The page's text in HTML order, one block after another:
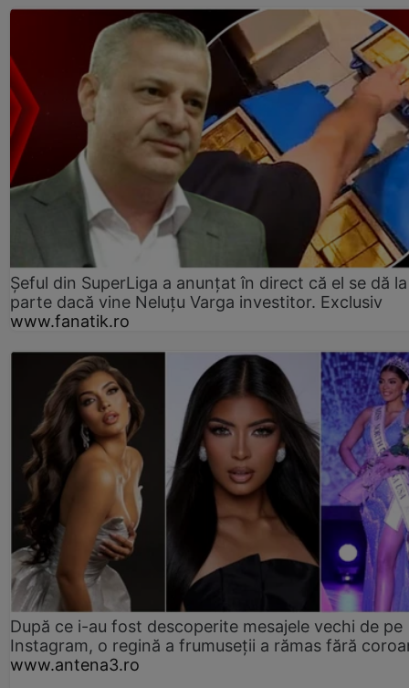
Șeful din SuperLiga a anunțat în direct că el se dă
parte dacă vine Neluțu Varga investitor. Exclusiv
www.fanatik.ro
După ce i-au fost descoperite mesajele vechi de pe
Instagram, o regină a frumuseții a rămas fără
www.antena3.ro